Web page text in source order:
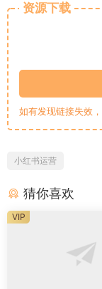
资源下载
如有发现链接失效
小红书运营
猜你喜欢
VIP